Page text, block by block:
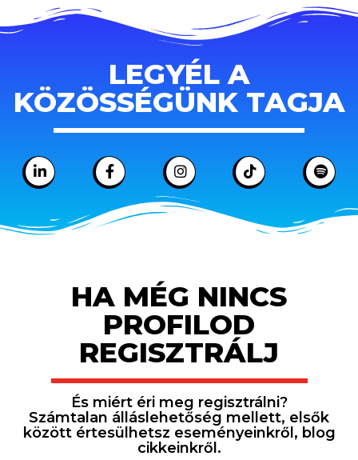
LEGYÉL A
KÖZÖSSÉGÜNK TAGJA
HA MÉG NINCS
PROFILOD
REGISZTRÁLJ
És miért éri meg regisztrálni?
Számtalan álláslehetőség mellett, elsők
között értesülhetsz eseményeinkről, blog
cikkeinkről.